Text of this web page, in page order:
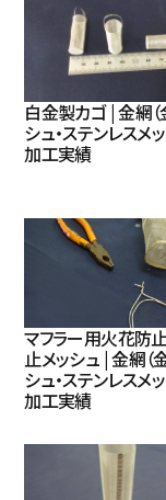
白金製カゴ | 金網（
シュ・ステンレスメ
加工実績
マフラー用火花防
止メッシュ | 金網（
シュ・ステンレスメ
加工実績